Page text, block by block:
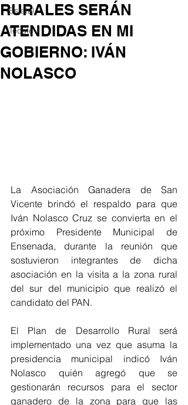
Estatal
Tecate
RURALES SERÁN
ATENDIDAS EN MI
GOBIERNO: IVÁN
NOLASCO
La Asociación Ganadera de San
Vicente brindó el respaldo para que
Iván Nolasco Cruz se convierta en el
próximo Presidente Municipal de
Ensenada, durante la reunión que
sostuvieron integrantes de dicha
asociación en la visita a la zona rural
del sur del municipio que realizó el
candidato del PAN.
El Plan de Desarrollo Rural será
implementado una vez que asuma la
presidencia municipal indicó Iván
Nolasco quién agregó que se
gestionarán recursos para el sector
ganadero de la zona para que las